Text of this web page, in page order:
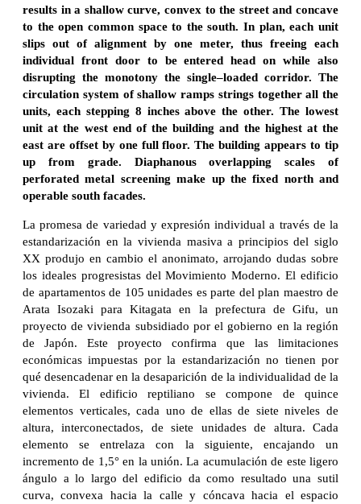
results in a shallow curve, convex to the street and concave
to the open common space to the south. In plan, each unit
slips out of alignment by one meter, thus freeing each
individual front door to be entered head on while also
disrupting the monotony the single–loaded corridor. The
circulation system of shallow ramps strings together all the
units, each stepping 8 inches above the other. The lowest
unit at the west end of the building and the highest at the
east are offset by one full floor. The building appears to tip
up from grade. Diaphanous overlapping scales of
perforated metal screening make up the fixed north and
operable south facades.
La promesa de variedad y expresión individual a través de la
estandarización en la vivienda masiva a principios del siglo
XX produjo en cambio el anonimato, arrojando dudas sobre
los ideales progresistas del Movimiento Moderno. El edificio
de apartamentos de 105 unidades es parte del plan maestro de
Arata Isozaki para Kitagata en la prefectura de Gifu, un
proyecto de vivienda subsidiado por el gobierno en la región
de Japón. Este proyecto confirma que las limitaciones
económicas impuestas por la estandarización no tienen por
qué desencadenar en la desaparición de la individualidad de la
vivienda. El edificio reptiliano se compone de quince
elementos verticales, cada uno de ellas de siete niveles de
altura, interconectados, de siete unidades de altura. Cada
elemento se entrelaza con la siguiente, encajando un
incremento de 1,5° en la unión. La acumulación de este ligero
ángulo a lo largo del edificio da como resultado una sutil
curva, convexa hacia la calle y cóncava hacia el espacio